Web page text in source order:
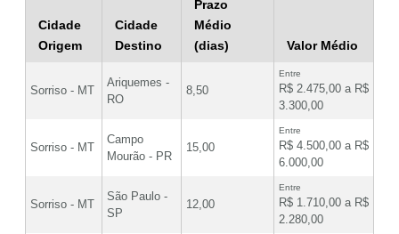
Cidade
Origem
Cidade
Destino
Prazo
Médio
(dias)
Valor Médio
Sorriso - MT
Ariquemes -
RO
8,50
Entre
R$ 2.475,00 a R$
3.300,00
Sorriso - MT
Campo
Mourão - PR
15,00
Entre
R$ 4.500,00 a R$
6.000,00
Sorriso - MT
São Paulo -
SP
12,00
Entre
R$ 1.710,00 a R$
2.280,00